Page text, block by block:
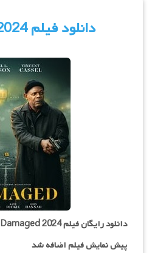
دانلود فیلم Damaged 2024
دانلود رایگان فیلمDamaged 2024
پیش نمایش فیلم اضافه شد